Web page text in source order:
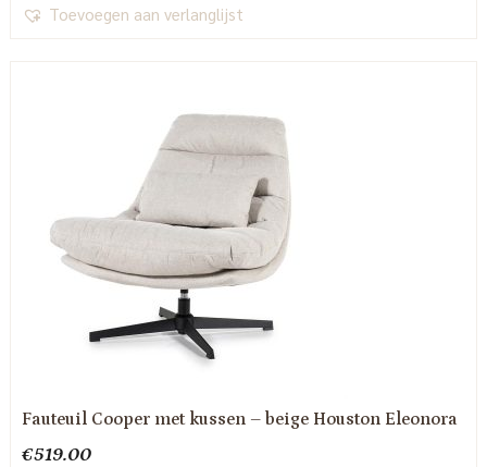
Toevoegen aan verlanglijst
Fauteuil Cooper met kussen – beige Houston Eleonora
€519.00